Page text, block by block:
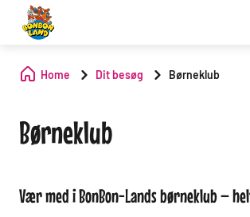
Home Dit besøg Børneklub
Børneklub
Vær med i BonBon-Lands børneklub –